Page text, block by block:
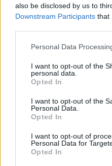
also be disclosed by us to
Downstream Participants that
Please note that this
not limited to your visit or
grant or deny consent to
use your data for below
consent section.
Personal Data
I want to opt-out of the
personal data.
Opted In
I want to opt-out of the
Personal Data.
Opted In
I want to opt-out of
Personal Data for
Opted In
ERX3-ban Kovács Sámuel
Ádám második lett.